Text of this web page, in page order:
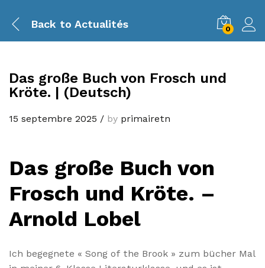
Back to Actualités 0
Das große Buch von Frosch und
Kröte. | (Deutsch)
15 septembre 2025 / by primairetn
Das große Buch von
Frosch und Kröte. –
Arnold Lobel
Ich begegnete « Song of the Brook » zum bücher Mal